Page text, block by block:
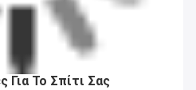
Για Το Σπίτι Σας